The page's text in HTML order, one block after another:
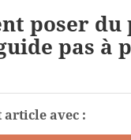
poser
pas à
article avec :